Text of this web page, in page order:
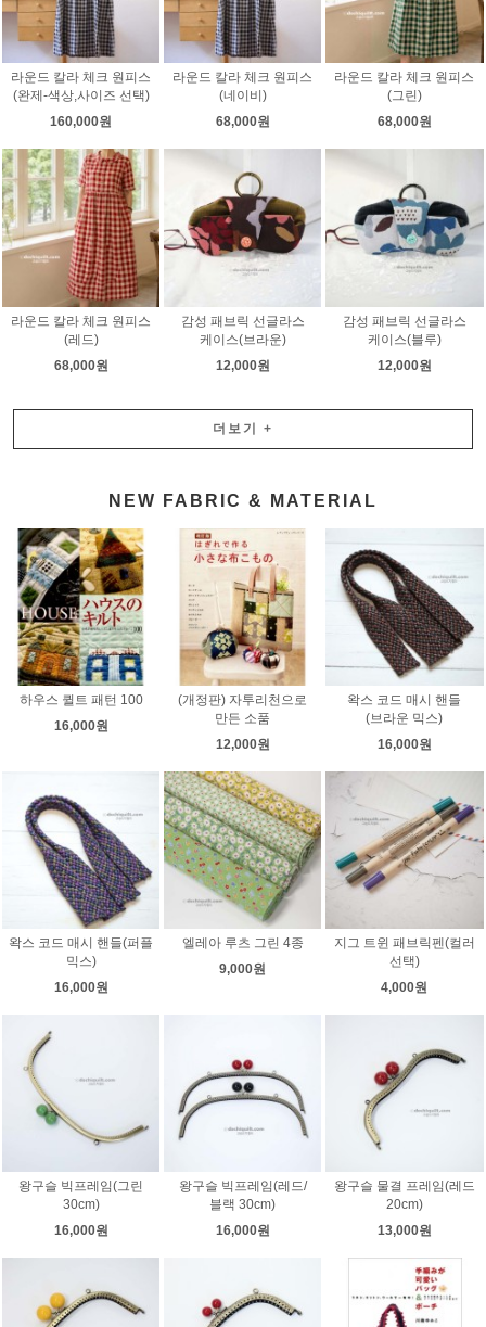
라운드 칼라 체크 원피스
(완제-색상,사이즈 선택)
160,000원
라운드 칼라 체크 원피스
(네이비)
68,000원
라운드 칼라 체크 원피스
(그린)
68,000원
라운드 칼라 체크 원피스
(레드)
68,000원
감성 패브릭 선글라스
케이스(브라운)
12,000원
감성 패브릭 선글라스
케이스(블루)
12,000원
더보기 +
NEW FABRIC & MATERIAL
하우스 퀼트 패턴 100
16,000원
(개정판) 자투리천으로
만든 소품
12,000원
왁스 코드 매시 핸들
(브라운 믹스)
16,000원
왁스 코드 매시 핸들(퍼플
믹스)
16,000원
엘레아 루츠 그린 4종
9,000원
지그 트윈 패브릭펜(컬러
선택)
4,000원
왕구슬 빅프레임(그린
30cm)
16,000원
왕구슬 빅프레임(레드/
블랙 30cm)
16,000원
왕구슬 물결 프레임(레드
20cm)
13,000원